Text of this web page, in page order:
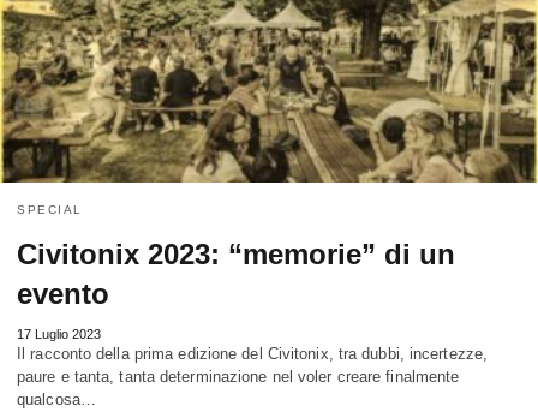
SPECIAL
Civitonix 2023: “memorie” di un
evento
17 Luglio 2023
Il racconto della prima edizione del Civitonix, tra dubbi, incertezze,
paure e tanta, tanta determinazione nel voler creare finalmente
qualcosa…